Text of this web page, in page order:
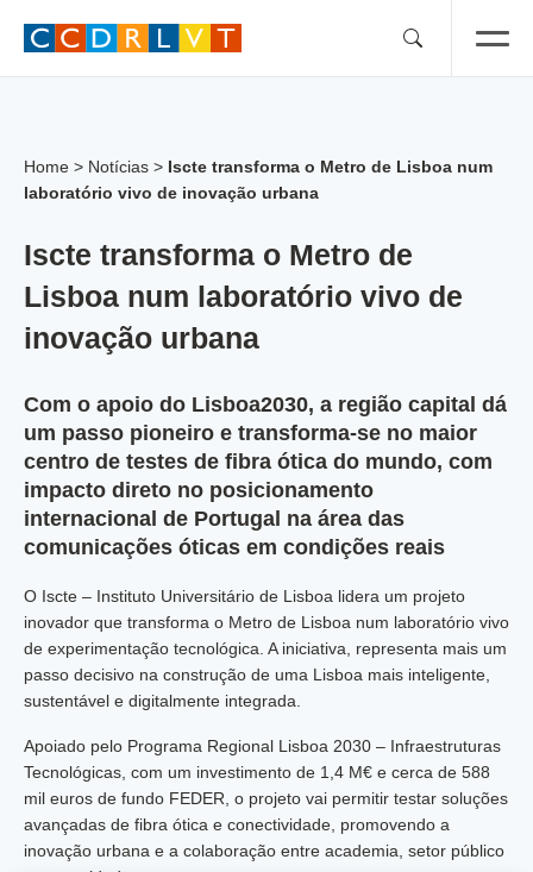
Home > Notícias > Iscte transforma o Metro de Lisboa num
laboratório vivo de inovação urbana
Iscte transforma o Metro de
Lisboa num laboratório vivo de
inovação urbana
Com o apoio do Lisboa2030, a região capital dá
um passo pioneiro e transforma-se no maior
centro de testes de fibra ótica do mundo, com
impacto direto no posicionamento
internacional de Portugal na área das
comunicações óticas em condições reais
O Iscte – Instituto Universitário de Lisboa lidera um projeto
inovador que transforma o Metro de Lisboa num laboratório vivo
de experimentação tecnológica. A iniciativa, representa mais um
passo decisivo na construção de uma Lisboa mais inteligente,
sustentável e digitalmente integrada.
Apoiado pelo Programa Regional Lisboa 2030 – Infraestruturas
Tecnológicas, com um investimento de 1,4 M€ e cerca de 588
mil euros de fundo FEDER, o projeto vai permitir testar soluções
avançadas de fibra ótica e conectividade, promovendo a
inovação urbana e a colaboração entre academia, setor público